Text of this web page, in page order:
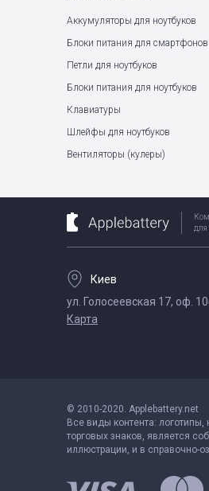
Аккумуляторы для ноутбуков
Блоки питания для смартфонов
Петли для ноутбуков
Блоки питания для ноутбуков
Клавиатуры
Шлейфы для ноутбуков
Вентиляторы (кулеры)
для
Киев
ул. Голосеевская 17, оф.
Карта
© 2010-2020. Applebattery.net
Все виды контента: логотипы,
торговых знаков, является
иллюстрации, и в справочно-